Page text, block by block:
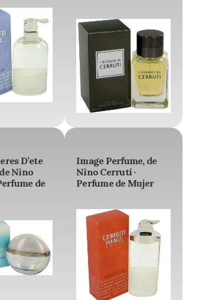
D’ete
Nino
de
Image Perfume, de
Nino Cerruti ·
Perfume de Mujer